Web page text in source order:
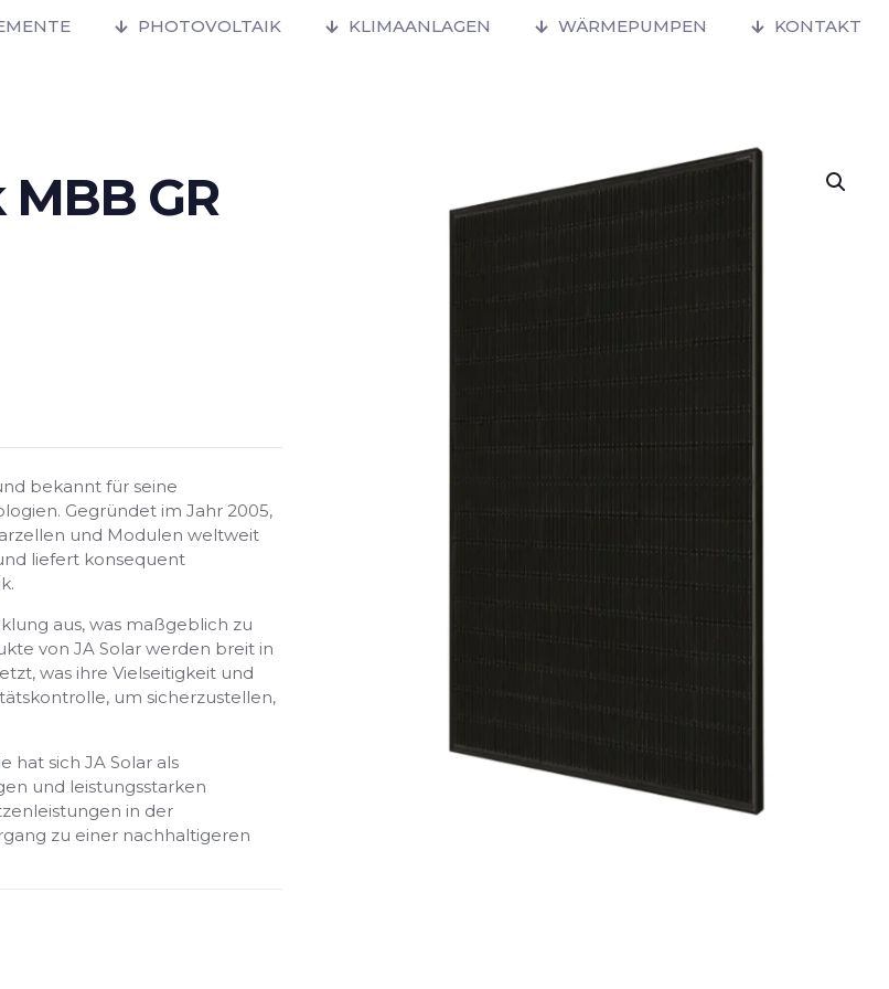
PHOTOVOLTAIK KLIMAANLAGEN WÄRMEPUMPEN KONTAKT
GR
bekannt für seine
Gegründet im Jahr 2005,
und Modulen weltweit
liefert konsequent
aus, was maßgeblich zu
von JA Solar werden breit in
was ihre Vielseitigkeit und
um sicherzustellen,
hat sich JA Solar als
und leistungsstarken
in der
zu einer nachhaltigeren